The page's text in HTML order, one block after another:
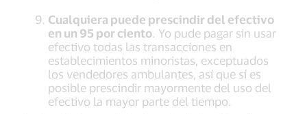
Cualquiera puede prescindir del efectivo
en un 95 por ciento. Yo pude pagar sin usar
efectivo todas las transacciones en
establecimientos minoristas, exceptuados
los vendedores ambulantes, así que sí es
posible prescindir mayormente del uso del
efectivo la mayor parte del tiempo.